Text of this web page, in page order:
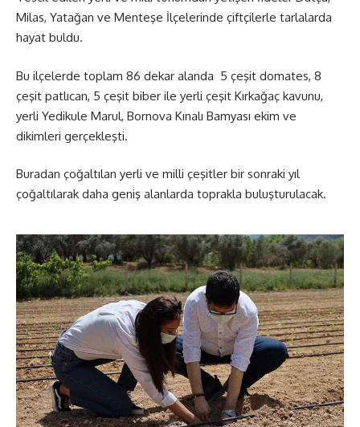
Milas, Yatağan ve Menteşe İlçelerinde çiftçilerle tarlalarda
hayat buldu.
Bu ilçelerde toplam 86 dekar alanda 5 çeşit domates, 8
çeşit patlıcan, 5 çeşit biber ile yerli çeşit Kırkağaç kavunu,
yerli Yedikule Marul, Bornova Kınalı Bamyası ekim ve
dikimleri gerçekleşti.
Buradan çoğaltılan yerli ve milli çeşitler bir sonraki yıl
çoğaltılarak daha geniş alanlarda toprakla buluşturulacak.